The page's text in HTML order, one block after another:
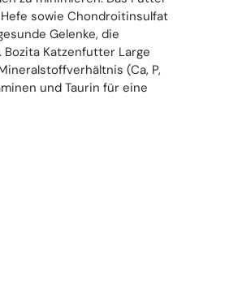
sowie Chondroitinsulfat
Gelenke, die
Katzenfutter Large
(Ca, P,
und Taurin für eine